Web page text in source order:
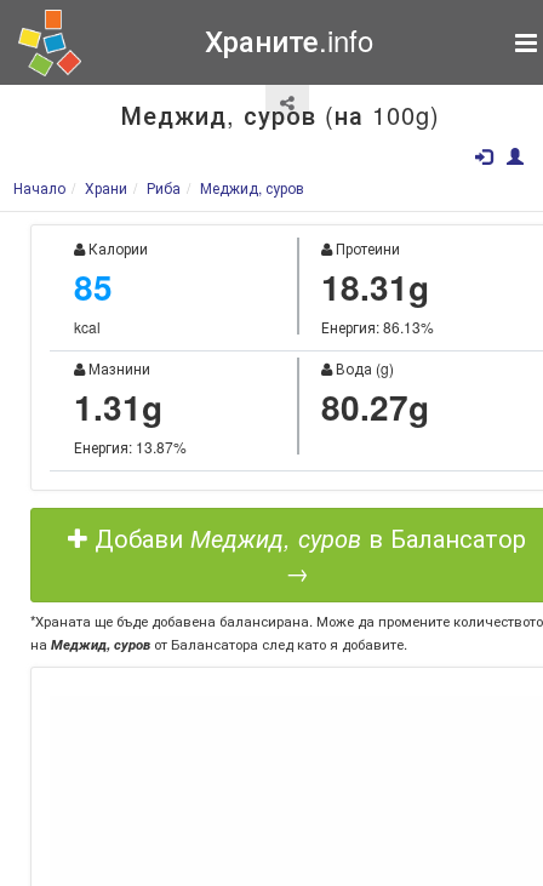
Храните.info
Меджид, суров (на 100g)
Начало Храни Риба Меджид, суров
Калории
85
kcal
Протеини
18.31g
Енергия: 86.13%
Мазнини
1.31g
Енергия: 13.87%
Вода (g)
80.27g
Добави Меджид, суров в Балансатор
→
*Храната ще бъде добавена балансирана. Може да промените количеството
на Меджид, суров от Балансатора след като я добавите.